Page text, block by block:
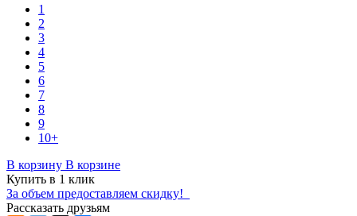
1
2
3
4
5
6
7
8
9
10+
В корзину В корзине
Купить в 1 клик
За объем предоставляем скидку!
Рассказать друзьям